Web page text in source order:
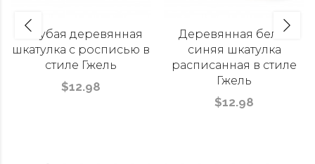
Голубая деревянная
шкатулка с росписью в
стиле Гжель
$12.98
Деревянная бело-
синяя шкатулка
расписанная в стиле
Гжель
$12.98